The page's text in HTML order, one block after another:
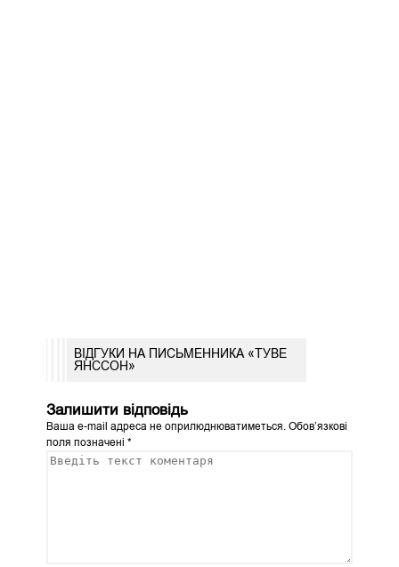
ВІДГУКИ НА ПИСЬМЕННИКА «ТУВЕ
ЯНССОН»
Залишити відповідь
Ваша e-mail адреса не оприлюднюватиметься. Обов’язкові
поля позначені *